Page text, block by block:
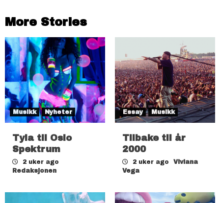
More Stories
Musikk Nyheter
Tyla til Oslo
Spektrum
2 uker ago
Redaksjonen
Essay Musikk
Tilbake til år
2000
2 uker ago
Viviana
Vega